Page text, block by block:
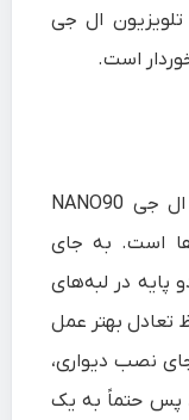
تلویزیون ال جی
طراحی پایه‌های نگهدارنده تلویزیون ال جی NANO90
است. به جای
پایه در لبه‌های
تعادل بهتر عمل
جای نصب دیواری،
پس حتماً به یک